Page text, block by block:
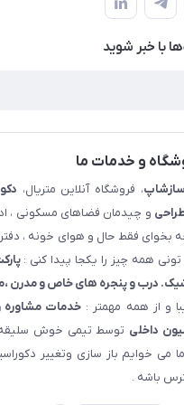
با‌ خبر شوید
و خدمات ما
، فروشگاه آنلاین متریال،
و چیدمان فضاهای مسکونی ،
بخوای فقط حال و هوای خونه ،
همه چیز را یکجا پیدا کنی :
درب و پنجره های خاص و مدرن
و از همه مهمتر : خدمات مشاوره
داخلی توسط تیمی خوش
می خوایم باز سازی وتغییر
باشه .